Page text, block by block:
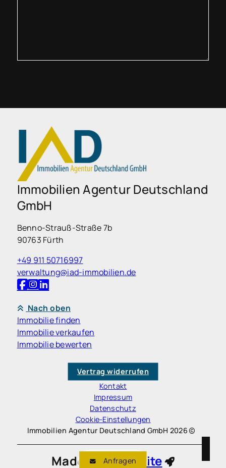
Anfragen
Immobilien Agentur Deutschland
GmbH
Benno-Strauß-Straße 7b
90763 Fürth
+49 911 50716997
verwaltung@iad-immobilien.de
Nach oben
Immobilie finden
Immobilie verkaufen
Immobilie bewerten
Vertrag widerrufen
Kontakt
Impressum
Datenschutz
Cookie-Einstellungen
Immobilien Agentur Deutschland GmbH 2026
Made withYnfinite